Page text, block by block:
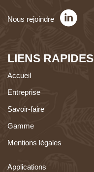
Nous rejoindre
LIENS RAPIDES
Accueil
Entreprise
Savoir-faire
Gamme
Mentions légales
Applications